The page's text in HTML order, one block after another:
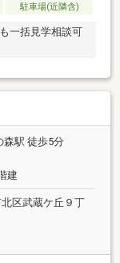
駐車場(近隣含)
一括見学相談可
森駅 徒歩5分
建
区武蔵ケ丘９丁